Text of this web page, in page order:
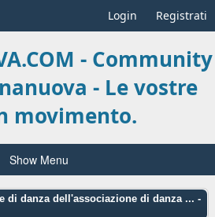
Login Registrati
- Community
- Le vostre
movimento.
Show Menu
di danza dell'associazione di danza ... -